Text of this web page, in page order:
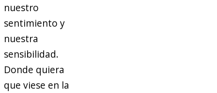
nuestro
sentimiento y
nuestra
sensibilidad.
Donde quiera
que viese en la